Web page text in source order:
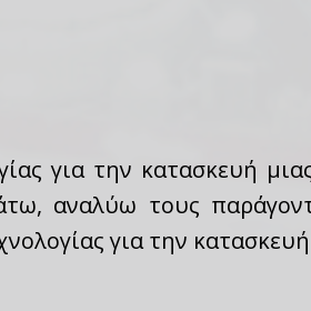
για την κατασκευή μιας
αναλύω τους
για την κατασκευή